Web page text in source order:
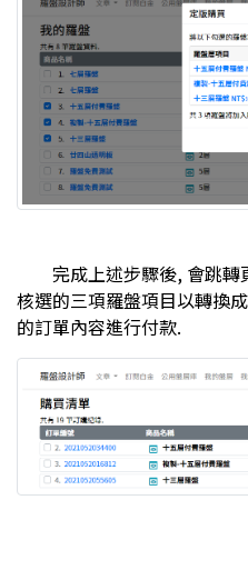
完成上述步驟後, 會跳
核選的三項羅盤項目以轉換
的訂單內容進行付款.